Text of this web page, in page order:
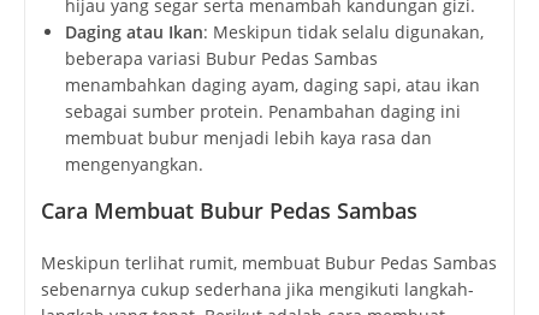
hijau yang segar serta menambah kandungan gizi.
Daging atau Ikan: Meskipun tidak selalu digunakan,
beberapa variasi Bubur Pedas Sambas
menambahkan daging ayam, daging sapi, atau ikan
sebagai sumber protein. Penambahan daging ini
membuat bubur menjadi lebih kaya rasa dan
mengenyangkan.
Cara Membuat Bubur Pedas Sambas
Meskipun terlihat rumit, membuat Bubur Pedas Sambas
sebenarnya cukup sederhana jika mengikuti langkah-